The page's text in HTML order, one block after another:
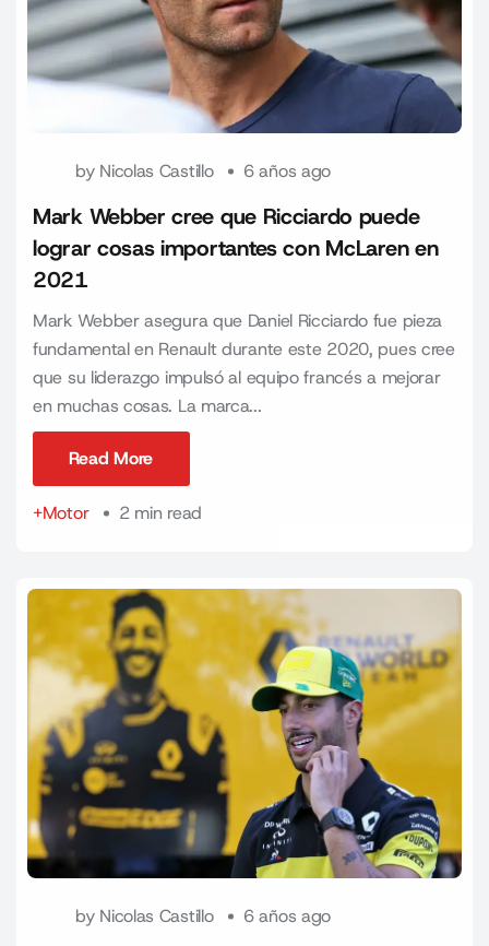
by Nicolas Castillo 6 años ago
Mark Webber cree que Ricciardo puede
lograr cosas importantes con McLaren en
2021
Mark Webber asegura que Daniel Ricciardo fue pieza
fundamental en Renault durante este 2020, pues cree
que su liderazgo impulsó al equipo francés a mejorar
en muchas cosas. La marca...
Read More
+Motor
2 min read
by Nicolas Castillo 6 años ago